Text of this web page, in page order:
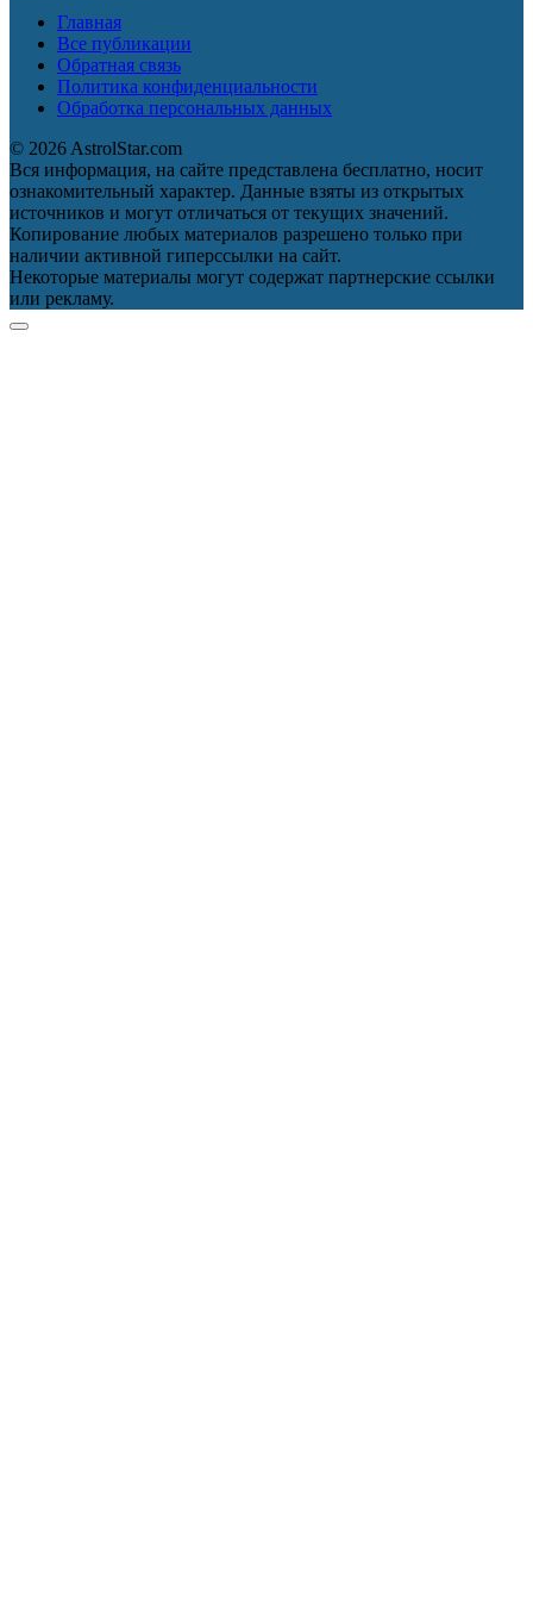
Главная
Все публикации
Обратная связь
Политика конфиденциальности
Обработка персональных данных
© 2026 AstrolStar.com
Вся информация, на сайте представлена бесплатно, носит
ознакомительный характер. Данные взяты из открытых
источников и могут отличаться от текущих значений.
Копирование любых материалов разрешено только при
наличии активной гиперссылки на сайт.
Некоторые материалы могут содержат партнерские ссылки
или рекламу.